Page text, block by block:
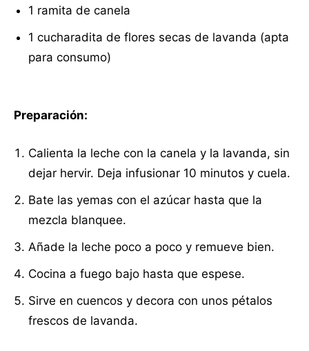
1 ramita de canela
1 cucharadita de flores secas de lavanda (apta
para consumo)
Preparación:
Calienta la leche con la canela y la lavanda, sin
dejar hervir. Deja infusionar 10 minutos y cuela.
Bate las yemas con el azúcar hasta que la
mezcla blanquee.
Añade la leche poco a poco y remueve bien.
Cocina a fuego bajo hasta que espese.
Sirve en cuencos y decora con unos pétalos
frescos de lavanda.